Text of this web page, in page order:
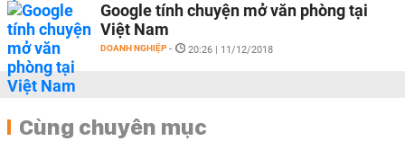
Google tính chuyện mở văn phòng tại
Việt Nam
DOANH NGHIỆP - 20:26 | 11/12/2018
Cùng chuyên mục